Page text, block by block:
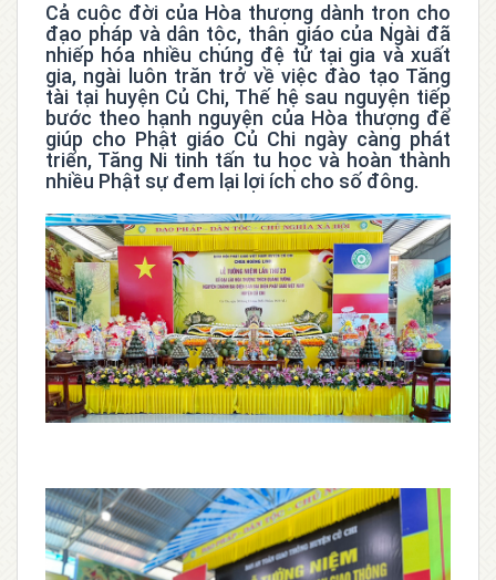
Cả cuộc đời của Hòa thượng dành trọn cho
đạo pháp và dân tộc, thân giáo của Ngài đã
nhiếp hóa nhiều chúng đệ tử tại gia và xuất
gia, ngài luôn trăn trở về việc đào tạo Tăng
tài tại huyện Củ Chi, Thế hệ sau nguyện tiếp
bước theo hạnh nguyện của Hòa thượng để
giúp cho Phật giáo Củ Chi ngày càng phát
triển, Tăng Ni tinh tấn tu học và hoàn thành
nhiều Phật sự đem lại lợi ích cho số đông.